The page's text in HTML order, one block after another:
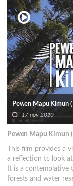
Pewen Mapu Kimun
17 nov 2020
Pewen Mapu Kimun
This film provides a
a reflection to look
It is a contemplative
forests and water